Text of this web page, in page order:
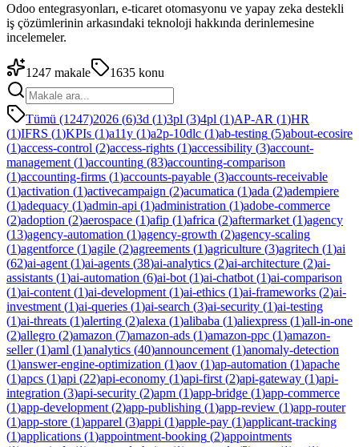
Odoo entegrasyonları, e-ticaret otomasyonu ve yapay zeka destekli
iş çözümlerinin arkasındaki teknoloji hakkında derinlemesine
incelemeler.
1247 makale 1635 konu
Tümü (1247)2026 (6)3d (1)3pl (3)4pl (1)AP-AR (1)HR
(1)IFRS (1)KPIs (1)a11y (1)a2p-10dlc (1)ab-testing (5)about-ecosire
(1)access-control (2)access-rights (1)accessibility (3)account-
management (1)accounting (83)accounting-comparison
(1)accounting-firms (1)accounts-payable (3)accounts-receivable
(1)activation (1)activecampaign (2)acumatica (1)ada (2)adempiere
(1)adequacy (1)admin-api (1)administration (1)adobe-commerce
(2)adoption (2)aerospace (1)afip (1)africa (2)aftermarket (1)agency
(13)agency-automation (1)agency-growth (2)agency-scaling
(1)agentforce (1)agile (2)agreements (1)agriculture (3)agritech (1)ai
(62)ai-agent (1)ai-agents (38)ai-analytics (2)ai-architecture (2)ai-
assistants (1)ai-automation (6)ai-bot (1)ai-chatbot (1)ai-comparison
(1)ai-content (1)ai-development (1)ai-ethics (1)ai-frameworks (2)ai-
investment (1)ai-queries (1)ai-search (3)ai-security (1)ai-testing
(1)ai-threats (1)alerting (2)alexa (1)alibaba (1)aliexpress (1)all-in-one
(2)allegro (2)amazon (7)amazon-ads (1)amazon-ppc (1)amazon-
seller(1)aml (1)analytics (40)announcement (1)anomaly-detection
(1)answer-engine-optimization (1)aov (1)ap-automation (1)apache
(1)apcs (1)api (22)api-economy (1)api-first (2)api-gateway (1)api-
integration (3)api-security (2)apm (1)app-bridge (1)app-commerce
(1)app-development (2)app-publishing (1)app-review (1)app-router
(1)app-store (1)apparel (3)appi (1)apple-pay (1)applicant-tracking
(1)applications (1)appointment-booking (2)appointments